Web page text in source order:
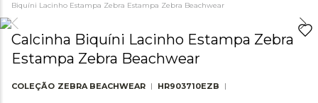
Biquíni Lacinho Estampa Zebra Estampa Zebra Beachwear
Calcinha Biquíni Lacinho Estampa Zebra
Estampa Zebra Beachwear
COLEÇÃO ZEBRA BEACHWEAR HR903710EZB